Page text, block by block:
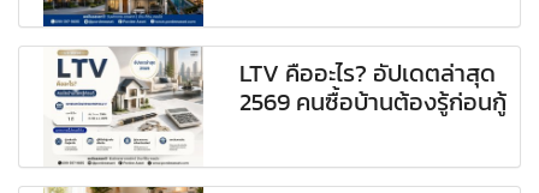
LTV คืออะไร? อัปเดตล่าสุด
2569 คนซื้อบ้านต้องรู้ก่อนกู้